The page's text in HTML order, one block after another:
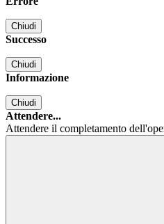
Chiudi
Successo
Chiudi
Informazione
Chiudi
Attendere...
Attendere il completamento